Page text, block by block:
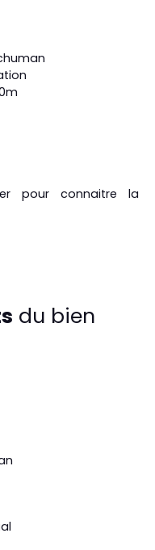
pour connaitre la
du bien